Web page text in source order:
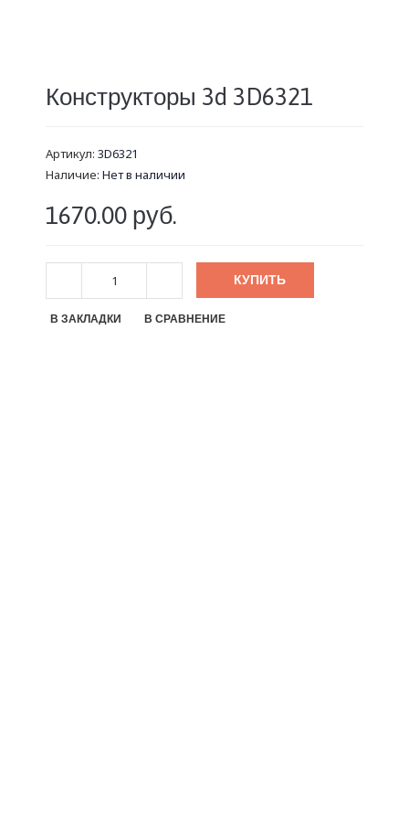
Конструкторы 3d 3D6321
Артикул: 3D6321
Наличие: Нет в наличии
1670.00 руб.
КУПИТЬ
В ЗАКЛАДКИ В СРАВНЕНИЕ